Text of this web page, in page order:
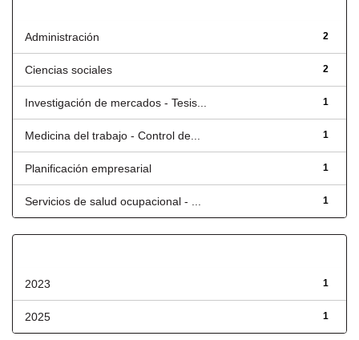
2
Administración
2
Ciencias sociales
1
Investigación de mercados - Tesis...
1
Medicina del trabajo - Control de...
1
Planificación empresarial
1
Servicios de salud ocupacional - ...
1
2023
1
2025